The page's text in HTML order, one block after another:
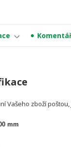
Vašeho zboží
mm